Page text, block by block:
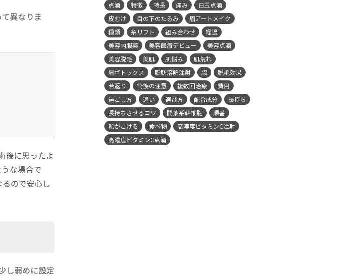
異なりま
後に思ったよ
な場合で
ので安心し
し弱めに設定
点滴
特徴 特長 痛み
白玉点滴
皮むけ
目の下のたるみ
眉アートメイク
種類
糸リフト 組み合わせ
経過
美容内服薬
美容医療デビュー
美容点滴
美容脱毛
美肌 肌悩み
肌荒れ
肩ボトックス
脂肪溶解注射 脇
脱毛効果
若返り
術後の注意 複数回治療
費用
過ごし方
違い 選び方 配合成分
長持ち
長持ちさせるコツ
間葉系幹細胞
順番
頬がこける
食べ物
高濃度ビタミンC注射
高濃度ビタミンC点滴